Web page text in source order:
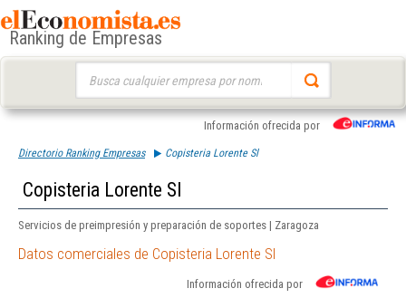
Ranking de Empresas
Información ofrecida por
Directorio Ranking Empresas Copisteria Lorente Sl
Copisteria Lorente Sl
Servicios de preimpresión y preparación de soportes | Zaragoza
Datos comerciales de Copisteria Lorente Sl
Información ofrecida por